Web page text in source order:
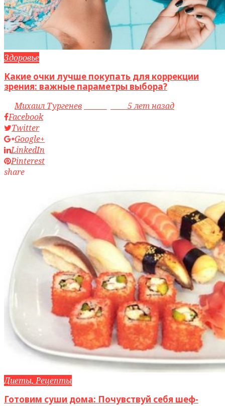
Здоровье
Какие очки лучше покупать для коррекции
зрения: важные параметры выбора?
byМихаил Тургенев
5 лет назад
Facebook
Twitter
Google+
LinkedIn
Pinterest
share
Диеты, Рецепты
Готовим суши дома: Почувствуй себя шеф-